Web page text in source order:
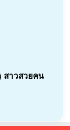
สาวสวยคน